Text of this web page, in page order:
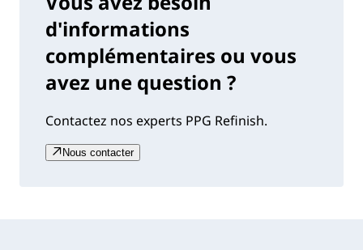
d'informations
complémentaires ou vous
avez une question ?
Contactez nos experts PPG Refinish.
Nous contacter